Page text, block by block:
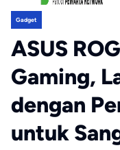
Gadget
ASUS
Gaming,
dengan
untuk